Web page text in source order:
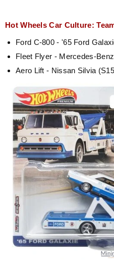
Hot Wheels Car Culture:
Ford C-800 - '65 Ford
Fleet Flyer - Mercedes-
Aero Lift - Nissan Silvia